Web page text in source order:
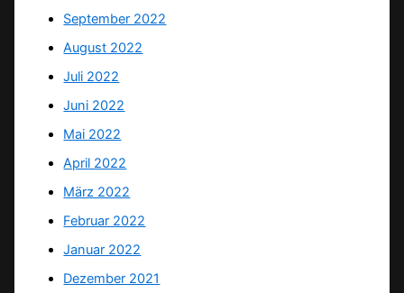
September 2022
August 2022
Juli 2022
Juni 2022
Mai 2022
April 2022
März 2022
Februar 2022
Januar 2022
Dezember 2021